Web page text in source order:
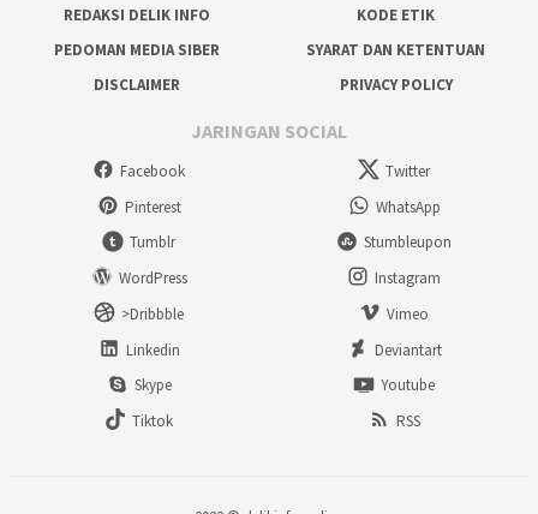
REDAKSI DELIK INFO
KODE ETIK
PEDOMAN MEDIA SIBER
SYARAT DAN KETENTUAN
DISCLAIMER
PRIVACY POLICY
JARINGAN SOCIAL
Facebook
Twitter
Pinterest
WhatsApp
Tumblr
Stumbleupon
WordPress
Instagram
>Dribbble
Vimeo
Linkedin
Deviantart
Skype
Youtube
Tiktok
RSS